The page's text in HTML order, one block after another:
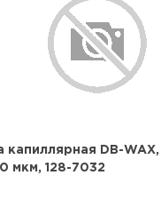
капиллярная DB-
мкм, 128-7032